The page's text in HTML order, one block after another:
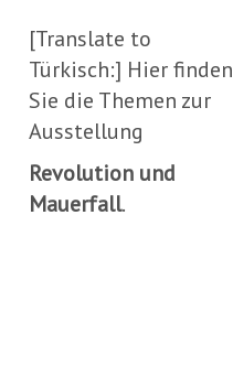
[Translate to
Türkisch:] Hier finden
Sie die Themen zur
Ausstellung
Revolution und
Mauerfall.